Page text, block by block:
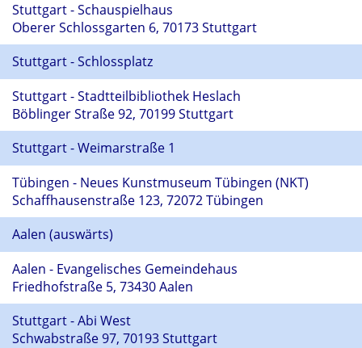
Stuttgart - Schauspielhaus
Oberer Schlossgarten 6, 70173 Stuttgart
Stuttgart - Schlossplatz
Stuttgart - Stadtteilbibliothek Heslach
Böblinger Straße 92, 70199 Stuttgart
Stuttgart - Weimarstraße 1
Tübingen - Neues Kunstmuseum Tübingen (NKT)
Schaffhausenstraße 123, 72072 Tübingen
Aalen (auswärts)
Aalen - Evangelisches Gemeindehaus
Friedhofstraße 5, 73430 Aalen
Stuttgart - Abi West
Schwabstraße 97, 70193 Stuttgart